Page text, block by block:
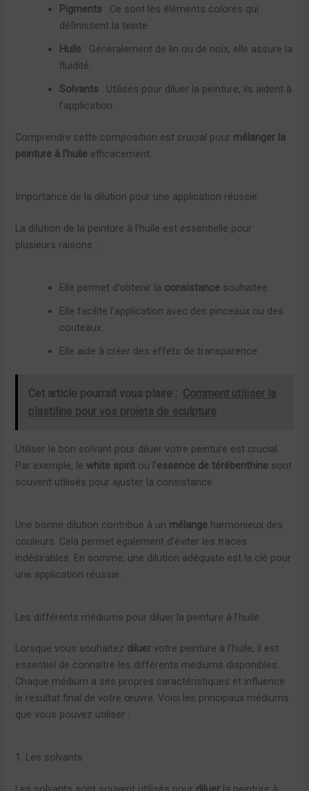
Pigments : Ce sont les éléments colorés qui
définissent la teinte.
Huile : Généralement de lin ou de noix, elle assure la
fluidité.
Solvants : Utilisés pour diluer la peinture, ils aident à
l’application.
Comprendre cette composition est crucial pour mélanger la
peinture à l’huile efficacement.
Importance de la dilution pour une application réussie
La dilution de la peinture à l’huile est essentielle pour
plusieurs raisons :
Elle permet d’obtenir la consistance souhaitée.
Elle facilite l’application avec des pinceaux ou des
couteaux.
Elle aide à créer des effets de transparence.
Cet article pourrait vous plaire : Comment utiliser la
plastiline pour vos projets de sculpture
Utiliser le bon solvant pour diluer votre peinture est crucial.
Par exemple, le white spirit ou l’essence de térébenthine sont
souvent utilisés pour ajuster la consistance.
Une bonne dilution contribue à un mélange harmonieux des
couleurs. Cela permet également d’éviter les traces
indésirables. En somme, une dilution adéquate est la clé pour
une application réussie.
Les différents médiums pour diluer la peinture à l’huile
Lorsque vous souhaitez diluer votre peinture à l’huile, il est
essentiel de connaître les différents médiums disponibles.
Chaque médium a ses propres caractéristiques et influence
le résultat final de votre œuvre. Voici les principaux médiums
que vous pouvez utiliser :
1. Les solvants